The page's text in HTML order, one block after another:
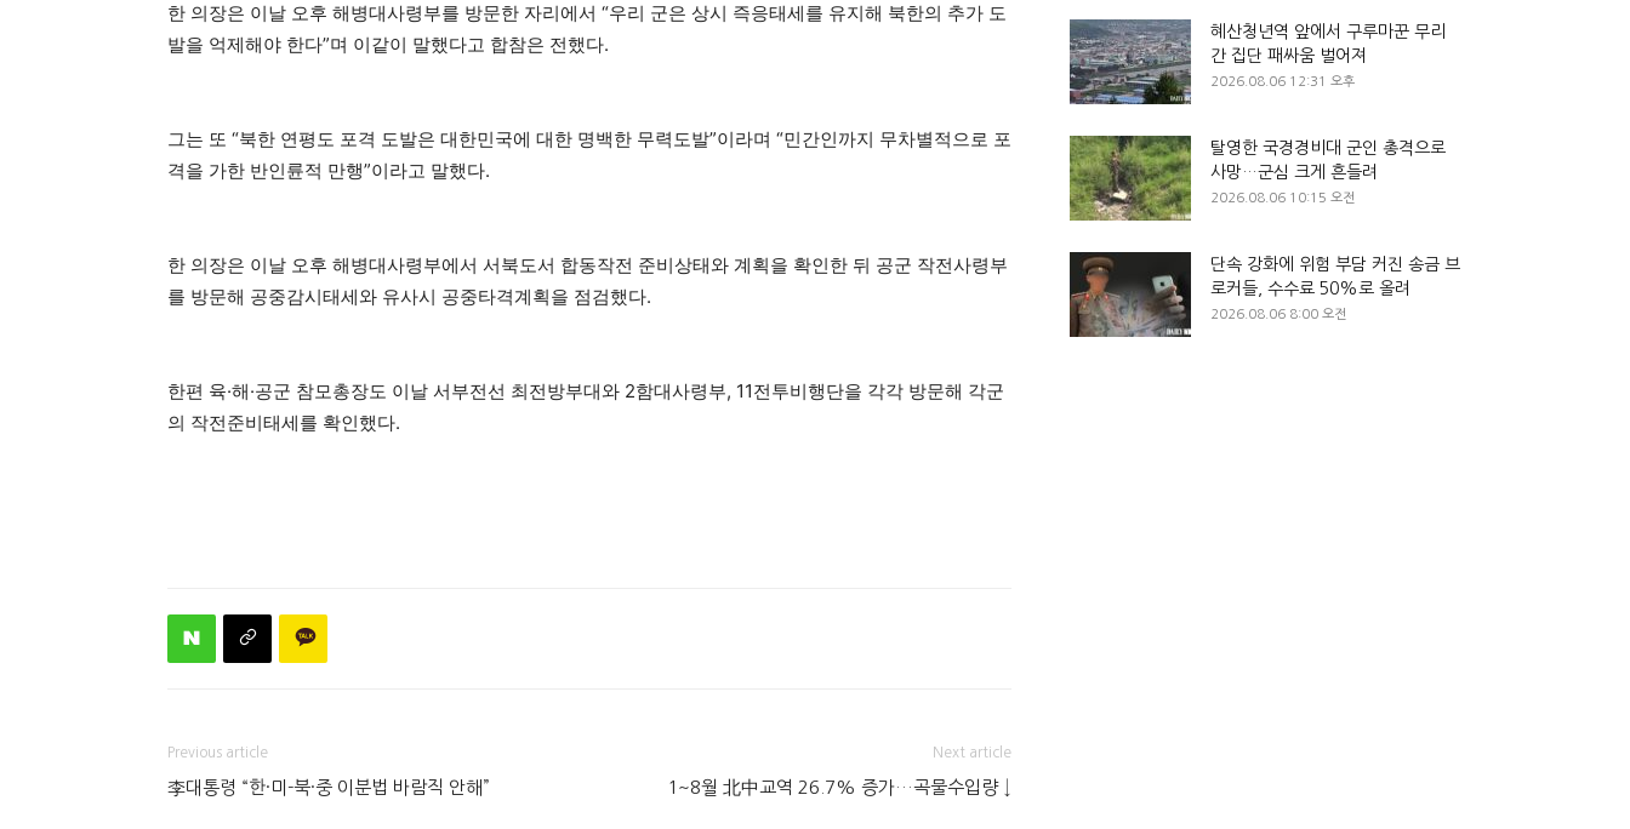
한 의장은 이날 오후 해병대사령부를 방문한 자리에서 “우리 군은 상시 즉응태세를 유지해 북한의 추가 도
발을 억제해야 한다”며 이같이 말했다고 합참은 전했다.
그는 또 “북한 연평도 포격 도발은 대한민국에 대한 명백한 무력도발”이라며 “민간인까지 무차별적으로 포
격을 가한 반인륜적 만행”이라고 말했다.
한 의장은 이날 오후 해병대사령부에서 서북도서 합동작전 준비상태와 계획을 확인한 뒤 공군 작전사령부
를 방문해 공중감시태세와 유사시 공중타격계획을 점검했다.
한편 육·해·공군 참모총장도 이날 서부전선 최전방부대와 2함대사령부, 11전투비행단을 각각 방문해 각군
의 작전준비태세를 확인했다.
Previous article
李대통령 “한·미-북·중 이분법 바람직 안해”
Next article
1~8월 北中교역 26.7% 증가…곡물수입량 ↓
혜산청년역 앞에서 구루마꾼 무리
간 집단 패싸움 벌어져
2026.08.06 12:31 오후
탈영한 국경경비대 군인 총격으로
사망…군심 크게 흔들려
2026.08.06 10:15 오전
단속 강화에 위험 부담 커진 송금 브
로커들, 수수료 50%로 올려
2026.08.06 8:00 오전